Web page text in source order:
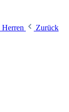
Herren
Zurück